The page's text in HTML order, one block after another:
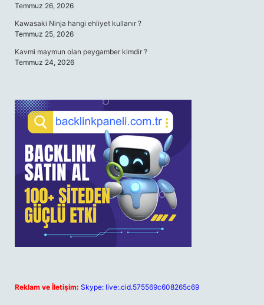
Temmuz 26, 2026
Kawasaki Ninja hangi ehliyet kullanır ?
Temmuz 25, 2026
Kavmi maymun olan peygamber kimdir ?
Temmuz 24, 2026
Reklam ve İletişim: Skype: live:.cid.575569c608265c69